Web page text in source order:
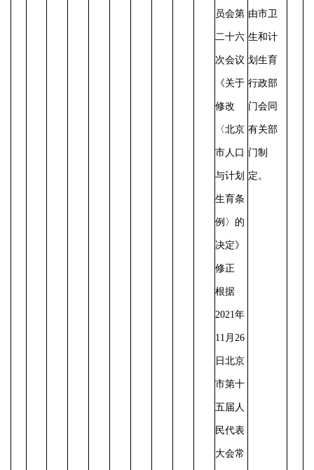
员会第
二十六
次会议
《关于
修改
〈北京
市人口
与计划
生育条
例〉的
决定》
修正
根据
2021年
11月26
日北京
市第十
五届人
民代表
大会常
由市卫
生和计
划生育
行政部
门会同
有关部
门制
定。